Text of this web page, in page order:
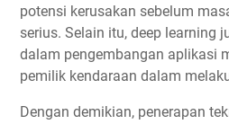
potensi kerusakan sebelum
serius. Selain itu, deep learning
dalam pengembangan aplikasi
pemilik kendaraan dalam
Dengan demikian, penerapan